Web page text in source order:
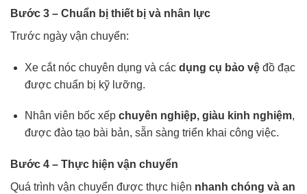
Bước 3 – Chuẩn bị thiết bị và nhân lực
Trước ngày vận chuyển:
Xe cắt nóc chuyên dụng và các dụng cụ bảo vệđồ đạc
được chuẩn bị kỹ lưỡng.
Nhân viên bốc xếp chuyên nghiệp, giàu kinh nghiệm,
được đào tạo bài bản, sẵn sàng triển khai công việc.
Bước 4 – Thực hiện vận chuyển
Quá trình vận chuyển được thực hiện nhanh chóng và an